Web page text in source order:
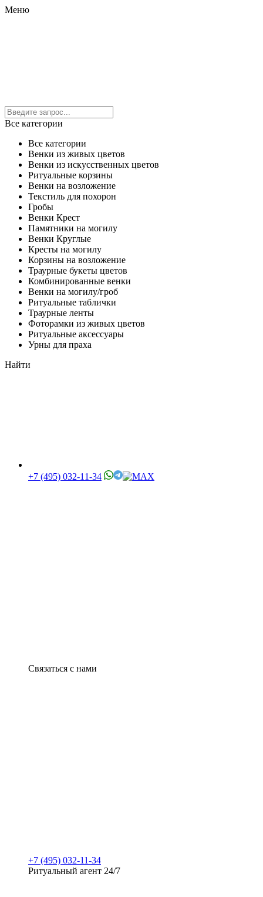
Меню
Все категории
Все категории
Венки из живых цветов
Венки из искусственных цветов
Ритуальные корзины
Венки на возложение
Текстиль для похорон
Гробы
Венки Крест
Памятники на могилу
Венки Круглые
Кресты на могилу
Корзины на возложение
Траурные букеты цветов
Комбинированные венки
Венки на могилу/гроб
Ритуальные таблички
Траурные ленты
Фоторамки из живых цветов
Ритуальные аксессуары
Урны для праха
Найти
+7 (495) 032-11-34
Связаться с нами
+7 (495) 032-11-34
Ритуальный агент 24/7